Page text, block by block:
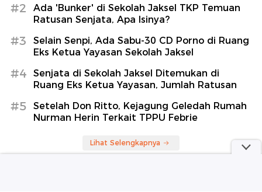
#2
Ada 'Bunker' di Sekolah Jaksel TKP Temuan
Ratusan Senjata, Apa Isinya?
#3
Selain Senpi, Ada Sabu-30 CD Porno di Ruang
Eks Ketua Yayasan Sekolah Jaksel
#4
Senjata di Sekolah Jaksel Ditemukan di
Ruang Eks Ketua Yayasan, Jumlah Ratusan
#5
Setelah Don Ritto, Kejagung Geledah Rumah
Nurman Herin Terkait TPPU Febrie
Lihat Selengkapnya